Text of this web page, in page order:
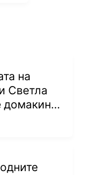
на
Светла
домакин